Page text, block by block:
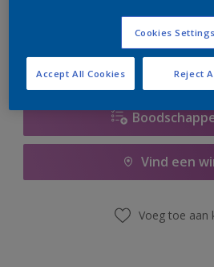
er hard aan om de voorraad aan
Vind een
Voeg toe aan
Cookies Settings
Reject
Accept All Cookies